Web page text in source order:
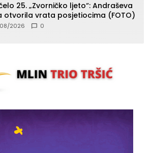
25. „Zvorničko ljeto“: Andraševa
otvorila vrata posjetiocima (FOTO)
2026 0